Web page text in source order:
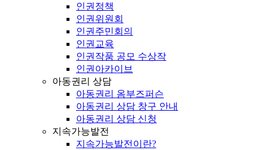
인권정책
인권위원회
인권주민회의
인권교육
인권작품 공모 수상작
인권아카이브
아동권리 상담
아동권리 옴부즈퍼슨
아동권리 상담 창구 안내
아동권리 상담 신청
지속가능발전
지속가능발전이란?